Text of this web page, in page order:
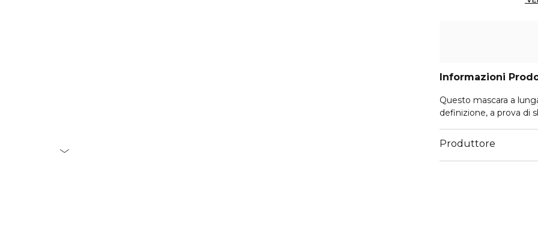
Informazioni
Questo mascara a
definizione, a prova di
Produttore